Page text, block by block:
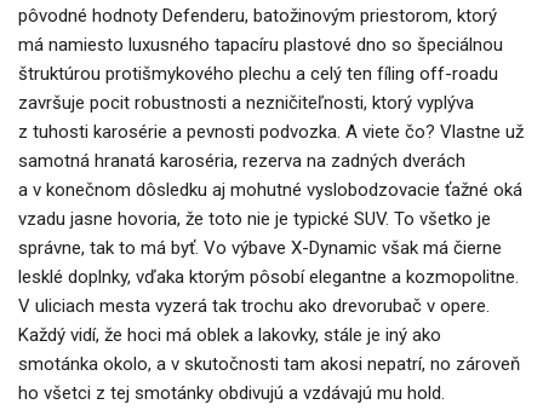
pôvodné hodnoty Defenderu, batožinovým priestorom, ktorý
má namiesto luxusného tapacíru plastové dno so špeciálnou
štruktúrou protišmykového plechu a celý ten fíling off-roadu
završuje pocit robustnosti a nezničiteľnosti, ktorý vyplýva
z tuhosti karosérie a pevnosti podvozka. A viete čo? Vlastne už
samotná hranatá karoséria, rezerva na zadných dverách
a v konečnom dôsledku aj mohutné vyslobodzovacie ťažné oká
vzadu jasne hovoria, že toto nie je typické SUV. To všetko je
správne, tak to má byť. Vo výbave X-Dynamic však má čierne
lesklé doplnky, vďaka ktorým pôsobí elegantne a kozmopolitne.
V uliciach mesta vyzerá tak trochu ako drevorubač v opere.
Každý vidí, že hoci má oblek a lakovky, stále je iný ako
smotánka okolo, a v skutočnosti tam akosi nepatrí, no zároveň
ho všetci z tej smotánky obdivujú a vzdávajú mu hold.